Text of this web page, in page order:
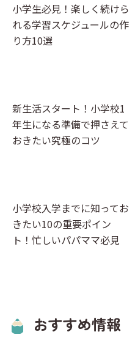
小学生必見！楽しく続けら
れる学習スケジュールの作
り方10選
新生活スタート！小学校1
年生になる準備で押さえて
おきたい究極のコツ
小学校入学までに知ってお
きたい10の重要ポイン
ト！忙しいパパママ必見
おすすめ情報